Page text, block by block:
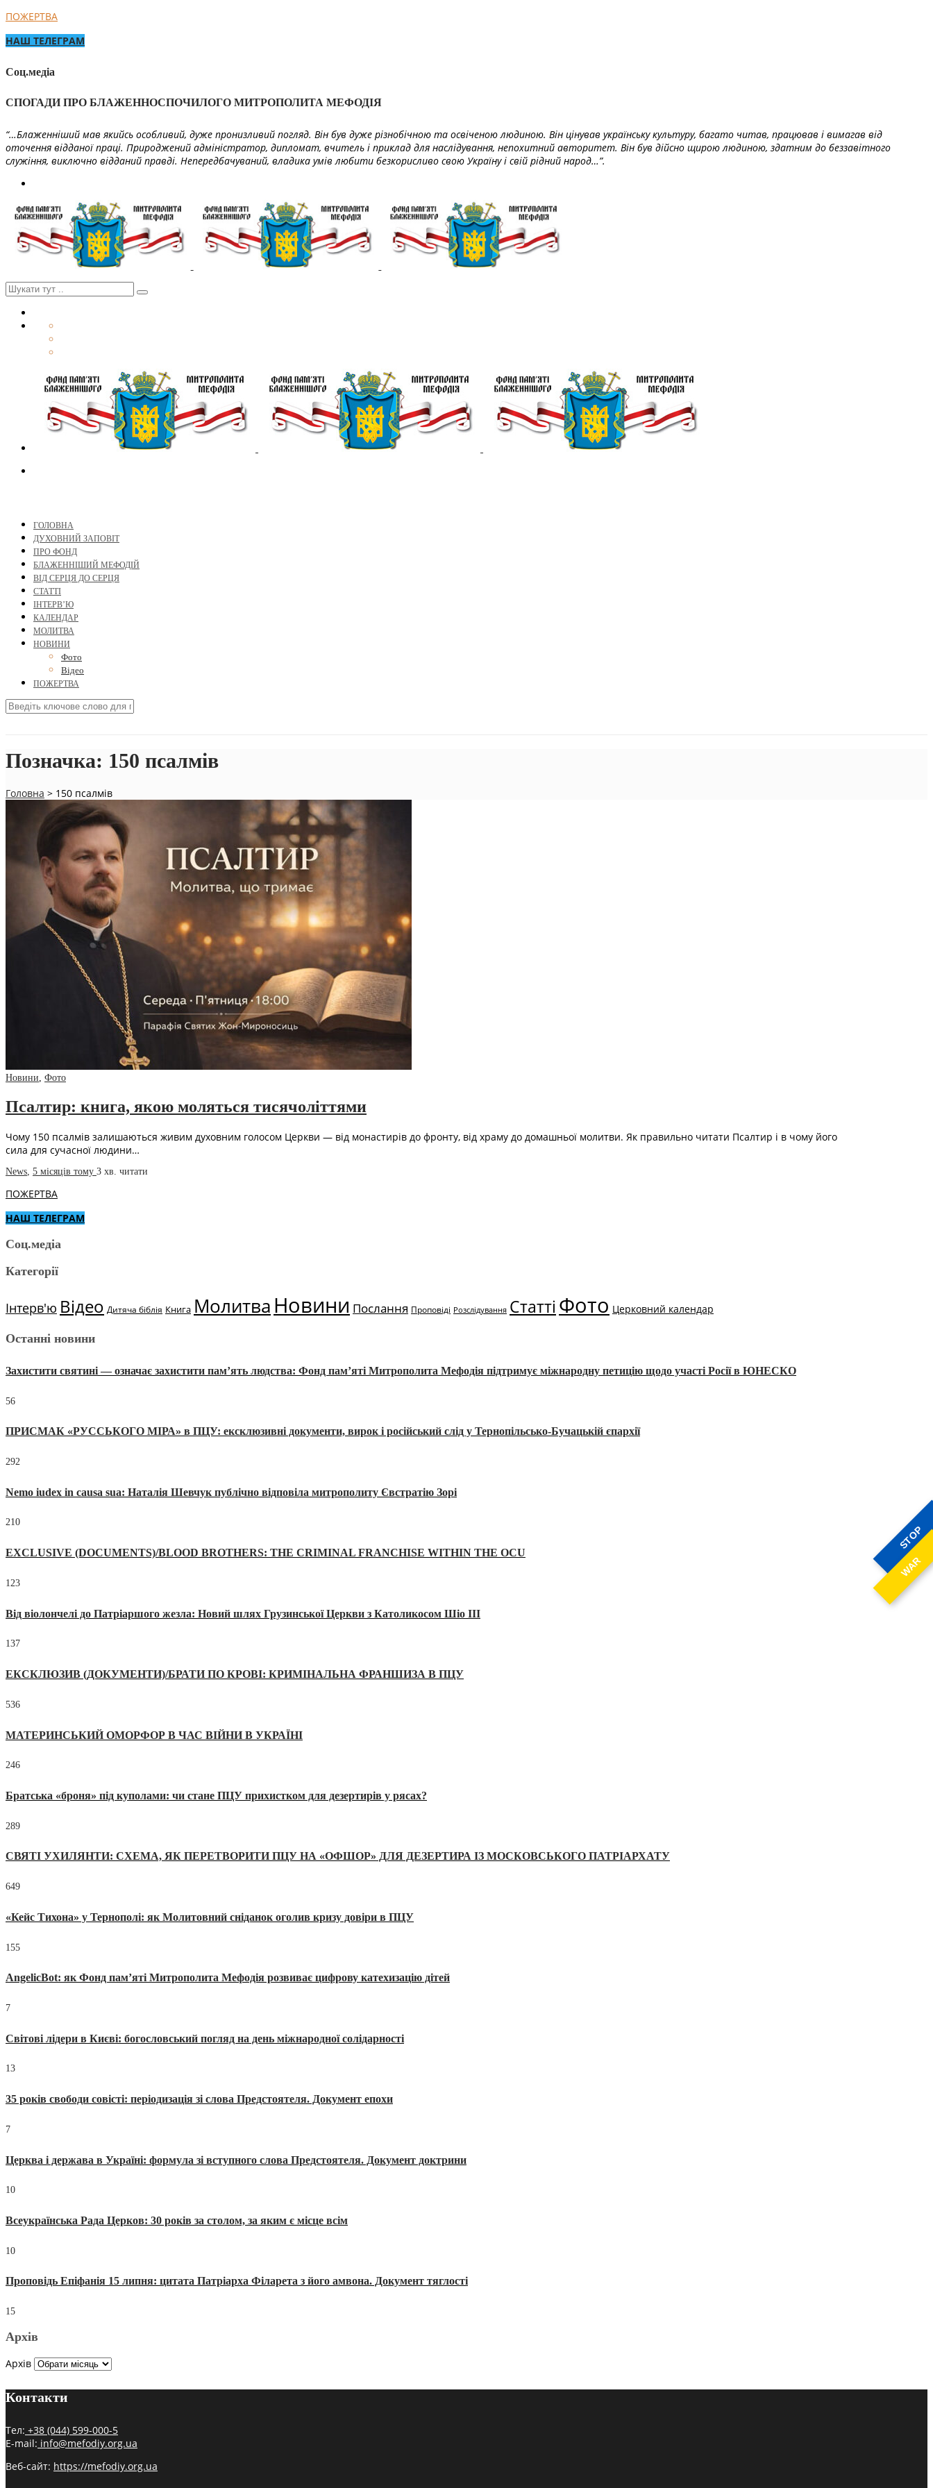
STOP
WAR
ПОЖЕРТВА
НАШ ТЕЛЕГРАМ
Соц.медіа
СПОГАДИ ПРО БЛАЖЕННОСПОЧИЛОГО МИТРОПОЛИТА МЕФОДІЯ
“…Блаженніший мав якийсь особливий, дуже пронизливий погляд. Він був дуже різнобічною та освіченою людиною. Він цінував українську культуру, багато читав, працював і вимагав від
оточення відданої праці. Природжений адміністратор, дипломат, вчитель і приклад для наслідування, непохитний авторитет. Він був дійсно щирою людиною, здатним до беззавітного
служіння, виключно відданий правді. Непередбачуваний, владика умів любити безкорисливо свою Україну і свій рідний народ…”.
ГОЛОВНА
ДУХОВНИЙ ЗАПОВІТ
ПРО ФОНД
БЛАЖЕННІШИЙ МЕФОДІЙ
ВІД СЕРЦЯ ДО СЕРЦЯ
СТАТТІ
ІНТЕРВ’Ю
КАЛЕНДАР
МОЛИТВА
НОВИНИ
Фото
Відео
ПОЖЕРТВА
Позначка: 150 псалмів
Головна > 150 псалмів
Новини, Фото
Псалтир: книга, якою моляться тисячоліттями
Чому 150 псалмів залишаються живим духовним голосом Церкви — від монастирів до фронту, від храму до домашньої молитви. Як правильно читати Псалтир і в чому його
сила для сучасної людини…
News, 5 місяців тому 3 хв. читати
ПОЖЕРТВА
НАШ ТЕЛЕГРАМ
Соц.медіа
Категорії
Інтерв'ю Відео Дитяча біблія Книга МолитваНовини Послання Проповіді Розслідування Статті Фото Церковний календар
Останні новини
Захистити святині — означає захистити пам’ять людства: Фонд пам’яті Митрополита Мефодія підтримує міжнародну петицію щодо участі Росії в ЮНЕСКО
56
ПРИСМАК «РУССЬКОГО МІРА» в ПЦУ: ексклюзивні документи, вирок і російський слід у Тернопільсько-Бучацькій єпархії
292
Nemo iudex in causa sua: Наталія Шевчук публічно відповіла митрополиту Євстратію Зорі
210
EXCLUSIVE (DOCUMENTS)/BLOOD BROTHERS: THE CRIMINAL FRANCHISE WITHIN THE OCU
123
Від віолончелі до Патріаршого жезла: Новий шлях Грузинської Церкви з Католикосом Шіо III
137
ЕКСКЛЮЗИВ (ДОКУМЕНТИ)/БРАТИ ПО КРОВІ: КРИМІНАЛЬНА ФРАНШИЗА В ПЦУ
536
МАТЕРИНСЬКИЙ ОМОРФОР В ЧАС ВІЙНИ В УКРАЇНІ
246
Братська «броня» під куполами: чи стане ПЦУ прихистком для дезертирів у рясах?
289
СВЯТІ УХИЛЯНТИ: СХЕМА, ЯК ПЕРЕТВОРИТИ ПЦУ НА «ОФШОР» ДЛЯ ДЕЗЕРТИРА ІЗ МОСКОВСЬКОГО ПАТРІАРХАТУ
649
«Кейс Тихона» у Тернополі: як Молитовний сніданок оголив кризу довіри в ПЦУ
155
AngelicBot: як Фонд пам’яті Митрополита Мефодія розвиває цифрову катехизацію дітей
7
Світові лідери в Києві: богословський погляд на день міжнародної солідарності
13
35 років свободи совісті: періодизація зі слова Предстоятеля. Документ епохи
7
Церква і держава в Україні: формула зі вступного слова Предстоятеля. Документ доктрини
10
Всеукраїнська Рада Церков: 30 років за столом, за яким є місце всім
10
Проповідь Епіфанія 15 липня: цитата Патріарха Філарета з його амвона. Документ тяглості
15
Архів
Архів
Контакти
Тел: +38 (044) 599-000-5
E-mail: info@mefodiy.org.ua
Веб-сайт: https://mefodiy.org.ua